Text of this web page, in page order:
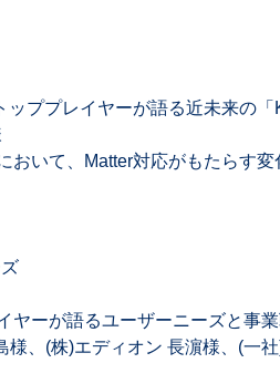
ププレイヤーが語る近未来の「
いて、Matter対応がもたらす変
ヤーが語るユーザーニーズと事
、(株)エディオン 長濵様、(一